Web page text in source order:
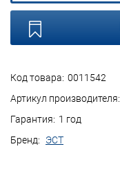
Код товара: 0011542
Артикул производителя:
Гарантия: 1 год
Бренд:
ЭСТ